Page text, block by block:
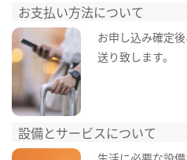
お支払い方法について
お申し込み確定
送り致します。
設備とサービスについて